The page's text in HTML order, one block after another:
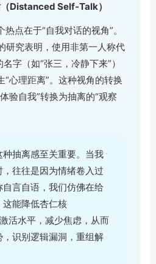
Distanced Self-Talk）
点在于“自我对话的视角”。
研究表明，使用非第一人称代
字（如“张三，冷静下来”）
“心理距离”。这种视角的转换
验自我”转换为抽离的“观察
抽离感至关重要。当我
往往是因为情绪卷入过
言自语，我们仿佛在给
这能降低杏仁核
活水平，减少焦虑，从而
识别逻辑漏洞，重组解